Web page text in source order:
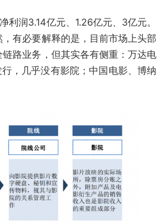
润3.14亿元、1.26亿元、3亿元。
有必要解释的是，目前市场上头部
路业务，但其实各有侧重：万达电
，几乎没有影院；中国电影、博纳